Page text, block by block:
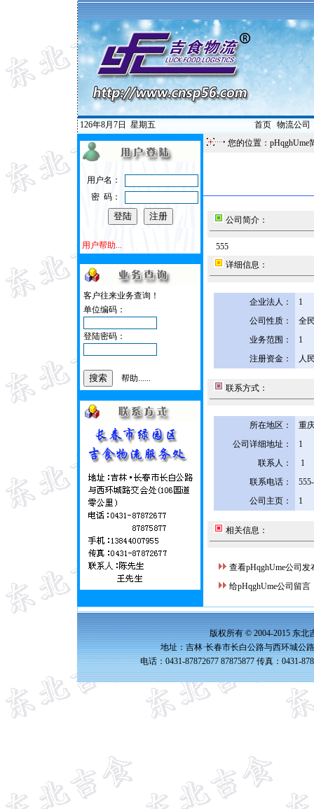
126年8月7日 星期五 首页| 物流公司
用户名：
密 码：
用户帮助...
客户往来业务查询！
单位编码：
登陆密码：
帮助......
您的位置：pHqghUme
公司简介：
555
详细信息：
企业法人：
1
公司性质：
全
业务范围：
1
注册资金：
人
联系方式：
所在地区：
重
公司详细地址：
1
联系人：
1
联系电话：
公司主页：
1
相关信息：
查看pHqghUme公司发
给pHqghUme公司留言
版权所有 © 2004-2015 东北
地址：吉林·长春市长白公路与西环城公
电话：0431-87872677 87875877 传真：0431-